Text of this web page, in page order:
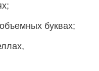
буквах;